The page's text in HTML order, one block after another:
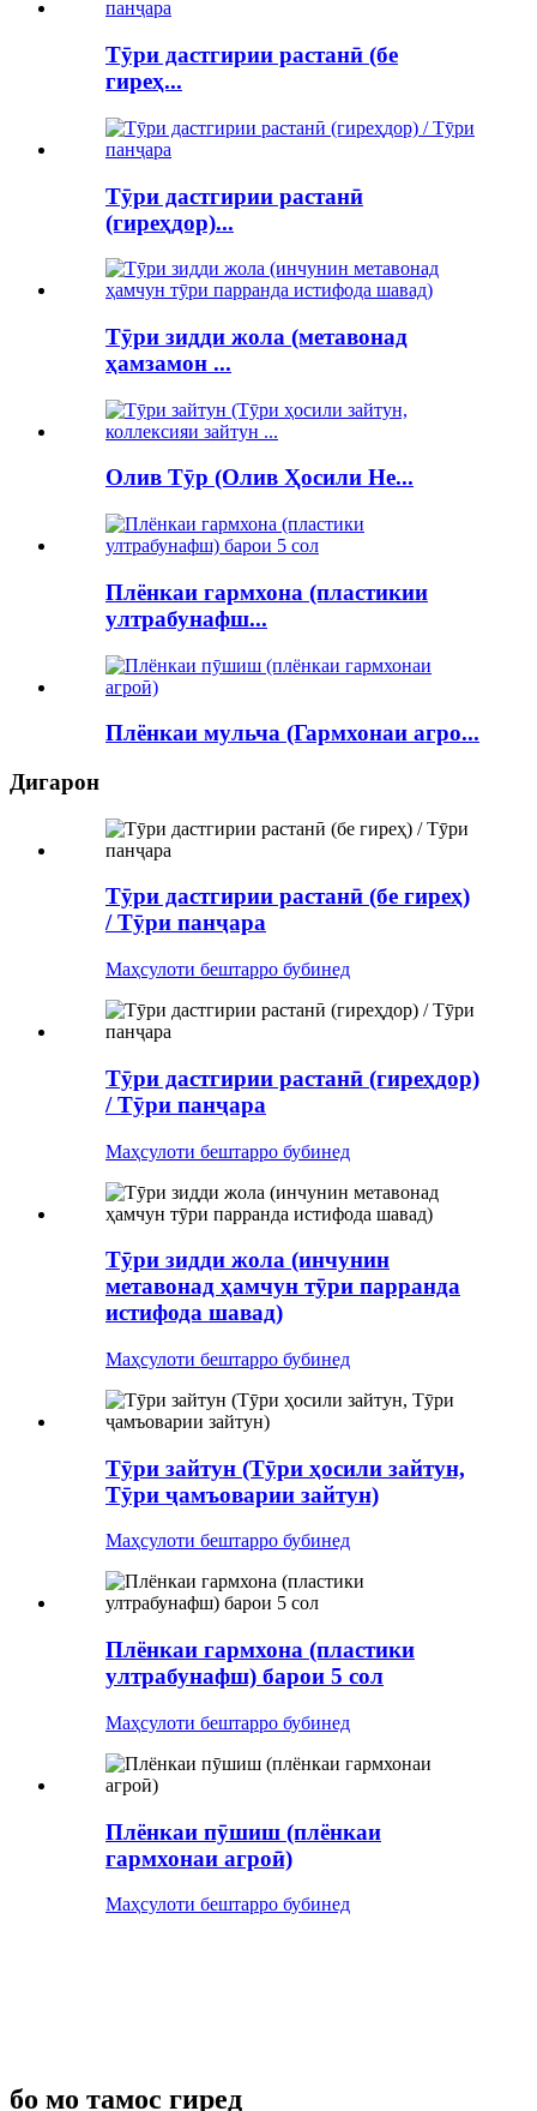
Тӯри дастгирии растанӣ (бе
гиреҳ...
Тӯри дастгирии растанӣ
(гиреҳдор)...
Тӯри зидди жола (метавонад
ҳамзамон ...
Олив Тӯр (Олив Ҳосили Не...
Плёнкаи гармхона (пластикии
ултрабунафш...
Плёнкаи мульча (Гармхонаи агро...
Дигарон
Тӯри дастгирии растанӣ (бе гиреҳ)
/ Тӯри панҷара
Маҳсулоти бештарро бубинед
Тӯри дастгирии растанӣ (гиреҳдор)
/ Тӯри панҷара
Маҳсулоти бештарро бубинед
Тӯри зидди жола (инчунин
метавонад ҳамчун тӯри парранда
истифода шавад)
Маҳсулоти бештарро бубинед
Тӯри зайтун (Тӯри ҳосили зайтун,
Тӯри ҷамъоварии зайтун)
Маҳсулоти бештарро бубинед
Плёнкаи гармхона (пластики
ултрабунафш) барои 5 сол
Маҳсулоти бештарро бубинед
Плёнкаи пӯшиш (плёнкаи
гармхонаи агроӣ)
Маҳсулоти бештарро бубинед
бо мо тамос гиред